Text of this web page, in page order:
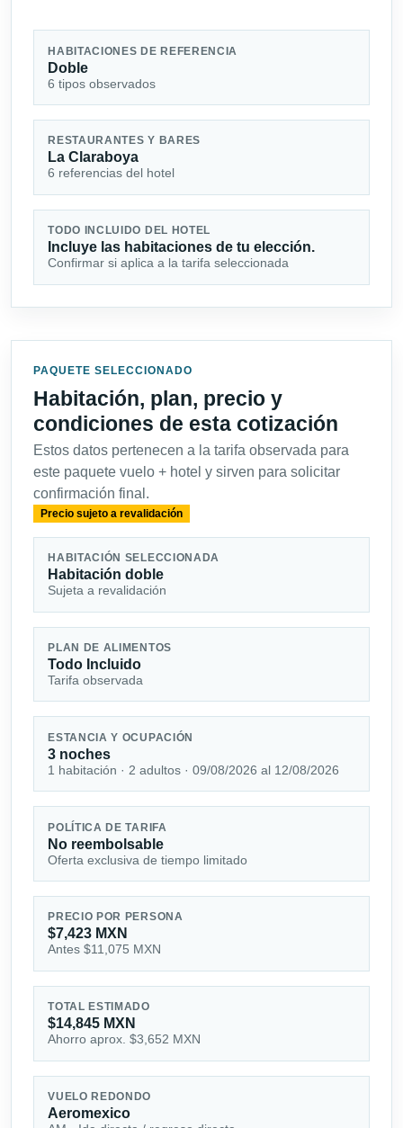
HABITACIONES DE REFERENCIA
Doble
6 tipos observados
RESTAURANTES Y BARES
La Claraboya
6 referencias del hotel
TODO INCLUIDO DEL HOTEL
Incluye las habitaciones de tu elección.
Confirmar si aplica a la tarifa seleccionada
PAQUETE SELECCIONADO
Habitación, plan, precio y
condiciones de esta cotización
Estos datos pertenecen a la tarifa observada para
este paquete vuelo + hotel y sirven para solicitar
confirmación final.
Precio sujeto a revalidación
HABITACIÓN SELECCIONADA
Habitación doble
Sujeta a revalidación
PLAN DE ALIMENTOS
Todo Incluido
Tarifa observada
ESTANCIA Y OCUPACIÓN
3 noches
1 habitación · 2 adultos · 09/08/2026 al 12/08/2026
POLÍTICA DE TARIFA
No reembolsable
Oferta exclusiva de tiempo limitado
PRECIO POR PERSONA
$7,423 MXN
Antes $11,075 MXN
TOTAL ESTIMADO
$14,845 MXN
Ahorro aprox. $3,652 MXN
VUELO REDONDO
Aeromexico